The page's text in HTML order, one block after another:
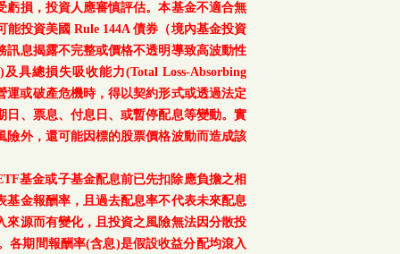
損，投資人應審慎評估。本基金不適合無
投資美國 Rule 144A 債券（境內基金投資
訊息揭露不完整或價格不透明導致高波動性
具總損失吸收能力(Total Loss-Absorbing
或破產危機時，得以契約形式或透過法定
、票息、付息日、或暫停配息等變動。實
外，還可能因標的股票價格波動而造成該
基金或子基金配息前已先扣除應負擔之相
金報酬率，且過去配息率不代表未來配息
源而有變化，且投資之風險無法因分散投
各期間報酬率(含息)是假設收益分配均滾入